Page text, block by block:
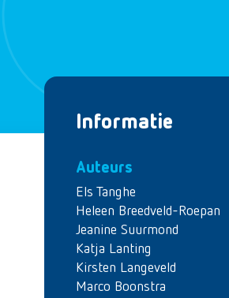
Informatie
Auteurs
Els Tanghe
Heleen Breedveld-Roepan
Jeanine Suurmond
Katja Lanting
Kirsten Langeveld
Marco Boonstra